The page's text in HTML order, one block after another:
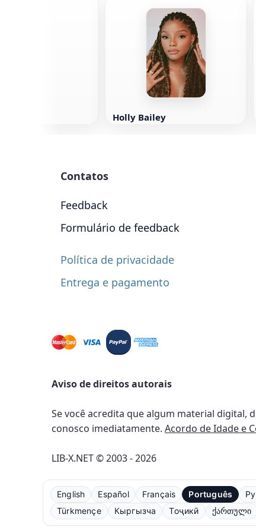
Holly Bailey
Contatos
Feedback
Formulário de feedback
Política de privacidade
Entrega e pagamento
Aviso de direitos autorais
Se você acredita que algum material digital,
conosco imediatamente. Acordo de Idade e
LIB-X.NET © 2003 - 2026
English Español Français Português
Türkmençe
Кыргызча Тоҷикӣ ქართული